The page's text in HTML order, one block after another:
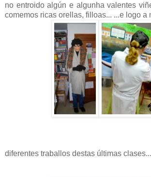
no entroido algún e algunha valentes
comemos ricas orellas, filloas... ...e logo a
diferentes traballos destas últimas clases...